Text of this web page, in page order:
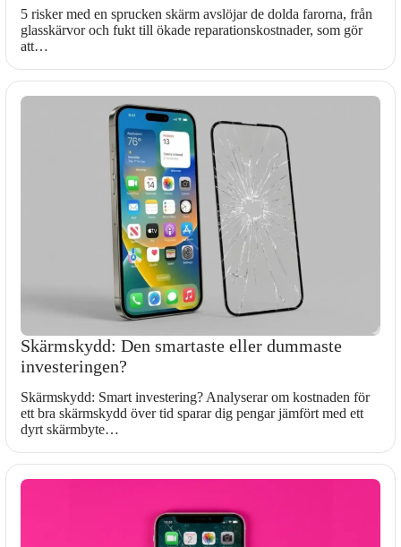
5 risker med en sprucken skärm avslöjar de dolda farorna, från
glasskärvor och fukt till ökade reparationskostnader, som gör
att…
Skärmskydd: Den smartaste eller dummaste
investeringen?
Skärmskydd: Smart investering? Analyserar om kostnaden för
ett bra skärmskydd över tid sparar dig pengar jämfört med ett
dyrt skärmbyte…